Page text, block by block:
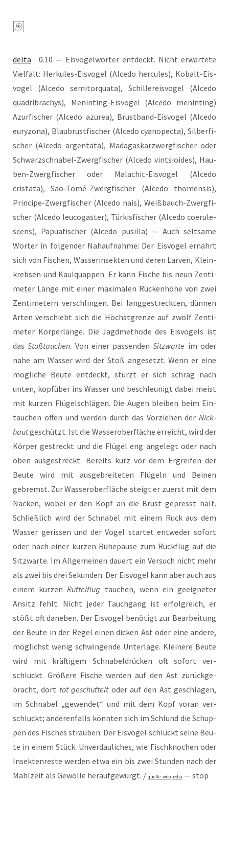
del­ta : 0.10 — Eis­vo­gel­wör­ter ent­deckt. Nicht erwar­te­te
Viel­falt: Her­ku­les-Eis­vo­gel (Alce­do her­cu­les), Kobalt-Eis­
vo­gel (Alce­do semi­t­or­qua­ta), Schil­ler­eis­vo­gel (Alce­do
qua­dri­brachys), Men­in­ting-Eis­vo­gel (Alce­do men­in­ting)
Azur­fi­scher (Alce­do azu­rea), Brust­band-Eis­vo­gel (Alce­do
eury­zo­na), Blau­brust­fi­scher (Alce­do cya­nopec­ta), Sil­ber­fi­
scher (Alce­do argen­ta­ta), Mada­gas­karzwerg­fi­scher oder
Schwarz­schna­bel-Zwerg­fi­scher (Alce­do vint­sio­ides), Hau­
ben-Zwerg­fi­scher oder Mala­chit-Eis­vo­gel (Alce­do
cristata), Sao-Tomé-Zwerg­fi­scher (Alce­do tho­men­sis),
Prin­ci­pe-Zwerg­fi­scher (Alce­do nais), Weiß­bauch-Zwerg­fi­
scher (Alce­do leu­co­gas­ter), Tür­kis­fi­scher (Alce­do coe­ru­le­
s­cens), Papua­fi­scher (Alce­do pus­il­la) — Auch selt­sa­me
Wör­ter in fol­gen­der Nah­auf­nah­me: Der Eis­vo­gel ernährt
sich von Fischen, Was­ser­in­sek­ten und deren Lar­ven, Klein­
kreb­sen und Kaul­quap­pen. Er kann Fische bis neun Zen­ti­
me­ter Län­ge mit einer maxi­ma­len Rücken­hö­he von zwei
Zen­ti­me­tern ver­schlin­gen. Bei lang­ge­streck­ten, dün­nen
Arten ver­schiebt sich die Höchst­gren­ze auf zwölf Zen­ti­
me­ter Kör­per­län­ge. Die Jagd­me­tho­de des Eis­vo­gels ist
dasStoß­tau­chen. Von einer pas­sen­denSitz­war­te im oder
nahe am Was­ser wird der Stoß ange­setzt. Wenn er eine
mög­li­che Beu­te ent­deckt, stürzt er sich schräg nach
unten, kopf­über ins Was­ser und beschleu­nigt dabei meist
mit kur­zen Flü­gel­schlä­gen. Die Augen blei­ben beim Ein­
tau­chen offen und wer­den durch das Vor­zie­hen der Nick­
hautgeschützt. Ist die Was­ser­ober­flä­che erreicht, wird der
Kör­per gestreckt und die Flü­gel eng ange­legt oder nach
oben aus­ge­streckt. Bereits kurz vor dem Ergrei­fen der
Beu­te wird mit aus­ge­brei­te­ten Flü­geln und Bei­nen
gebremst. Zur Was­ser­ober­flä­che steigt er zuerst mit dem
Nacken, wobei er den Kopf an die Brust gepresst hält.
Schließ­lich wird der Schna­bel mit einem Ruck aus dem
Was­ser geris­sen und der Vogel star­tet ent­we­der sofort
oder nach einer kur­zen Ruhe­pau­se zum Rück­flug auf die
Sitz­war­te. Im All­ge­mei­nen dau­ert ein Ver­such nicht mehr
als zwei bis drei Sekun­den. Der Eis­vo­gel kann aber auch aus
einem kur­zenRüt­tel­flug tau­chen, wenn ein geeig­ne­ter
Ansitz fehlt. Nicht jeder Tauch­gang ist erfolg­reich, er
stößt oft dane­ben. Der Eis­vo­gel benö­tigt zur Bear­bei­tung
der Beu­te in der Regel einen dicken Ast oder eine ande­re,
mög­lichst wenig schwin­gen­de Unter­la­ge. Klei­ne­re Beu­te
wird mit kräf­ti­gem Schna­bel­drü­cken oft sofort ver­
schluckt. Grö­ße­re Fische wer­den auf den Ast zurück­ge­
bracht, dort tot geschüt­teltoder auf den Ast geschla­gen,
im Schna­bel „gewen­det“ und mit dem Kopf vor­an ver­
schluckt; ande­ren­falls könn­ten sich im Schlund die Schup­
pen des Fisches sträu­ben. Der Eis­vo­gel schluckt sei­ne Beu­
te in einem Stück. Unver­dau­li­ches, wie Fisch­kno­chen oder
Insek­ten­res­te wer­den etwa ein bis zwei Stun­den nach der
Mahl­zeit als Gewöl­le her­auf­ge­würgt. / quel­le: wiki­pe­dia — stop